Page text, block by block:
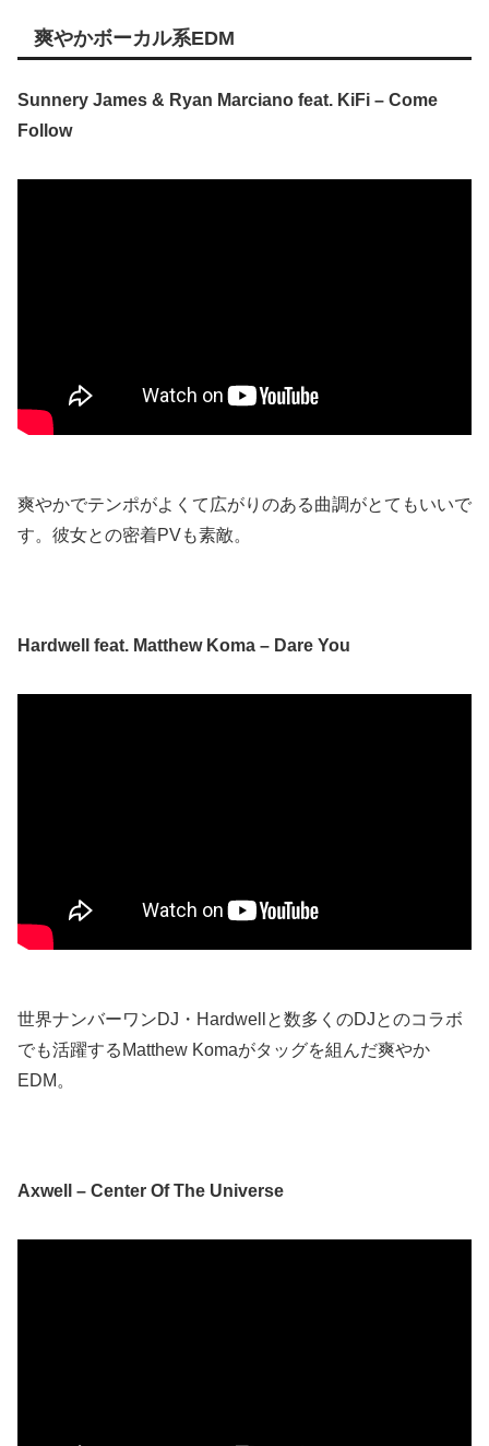
爽やかボーカル系EDM
Sunnery James & Ryan Marciano feat. KiFi – Come
Follow
爽やかでテンポがよくて広がりのある曲調がとてもいいで
す。彼女との密着PVも素敵。
Hardwell feat. Matthew Koma – Dare You
世界ナンバーワンDJ・Hardwellと数多くのDJとのコラボ
でも活躍するMatthew Komaがタッグを組んだ爽やか
EDM。
Axwell – Center Of The Universe